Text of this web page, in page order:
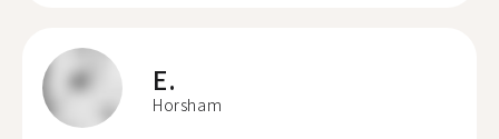
E.
Horsham